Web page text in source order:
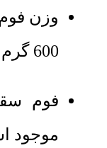
600 گرم
فوم
موجود